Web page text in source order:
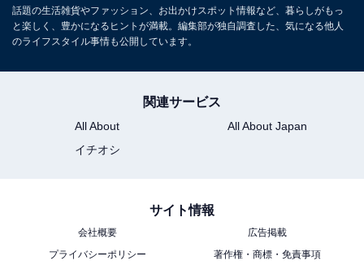
平日：17:00〜22:00（最終受付21:00）
土・日・祝：14:00〜22:00（最終受付21:00）
定休日：第2火曜日（施設点検日）
宿泊：可（みのたにグリーンスポーツホテル、全33室。
話題の生活雑貨やファッション、お出かけスポット情報など、暮らしがもっ
と楽しく、豊かになるヒントが満載。編集部が独自調査した、気になる他人
のライフスタイル事情も公開しています。
関連サービス
All About
All About Japan
イチオシ
サイト情報
会社概要
広告掲載
プライバシーポリシー
著作権・商標・免責事項